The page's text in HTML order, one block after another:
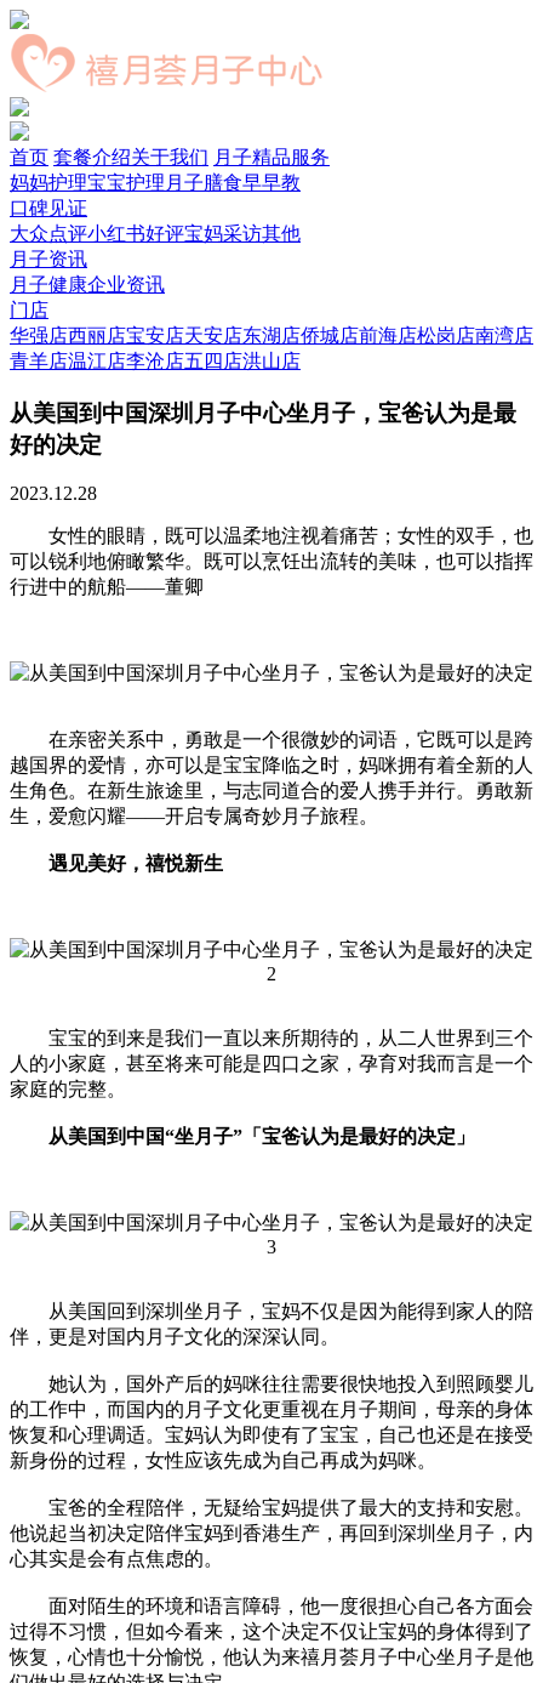
首页 套餐介绍关于我们 月子精品服务
妈妈护理宝宝护理 月子膳食早早教
口碑见证
大众点评小红书好评宝妈采访其他
月子资讯
月子健康企业资讯
门店
华强店西丽店宝安店天安店东湖店侨城店前海店松岗店南湾店
青羊店温江店李沧店五四店洪山店
从美国到中国深圳月子中心坐月子，宝爸认为是最
好的决定
2023.12.28
女性的眼睛，既可以温柔地注视着痛苦；女性的双手，也
可以锐利地俯瞰繁华。既可以烹饪出流转的美味，也可以指挥
行进中的航船——董卿
在亲密关系中，勇敢是一个很微妙的词语，它既可以是跨
越国界的爱情，亦可以是宝宝降临之时，妈咪拥有着全新的人
生角色。在新生旅途里，与志同道合的爱人携手并行。勇敢新
生，爱愈闪耀——开启专属奇妙月子旅程。
遇见美好，禧悦新生
宝宝的到来是我们一直以来所期待的，从二人世界到三个
人的小家庭，甚至将来可能是四口之家，孕育对我而言是一个
家庭的完整。
从美国到中国“坐月子”「宝爸认为是最好的决定」
从美国回到深圳坐月子，宝妈不仅是因为能得到家人的陪
伴，更是对国内月子文化的深深认同。
她认为，国外产后的妈咪往往需要很快地投入到照顾婴儿
的工作中，而国内的月子文化更重视在月子期间，母亲的身体
恢复和心理调适。宝妈认为即使有了宝宝，自己也还是在接受
新身份的过程，女性应该先成为自己再成为妈咪。
宝爸的全程陪伴，无疑给宝妈提供了最大的支持和安慰。
他说起当初决定陪伴宝妈到香港生产，再回到深圳坐月子，内
心其实是会有点焦虑的。
面对陌生的环境和语言障碍，他一度很担心自己各方面会
过得不习惯，但如今看来，这个决定不仅让宝妈的身体得到了
恢复，心情也十分愉悦，他认为来禧月荟月子中心坐月子是他